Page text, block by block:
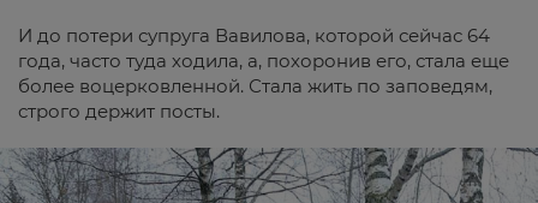
И до потери супруга Вавилова, которой сейчас 64
года, часто туда ходила, а, похоронив его, стала еще
более воцерковленной. Стала жить по заповедям,
строго держит посты.